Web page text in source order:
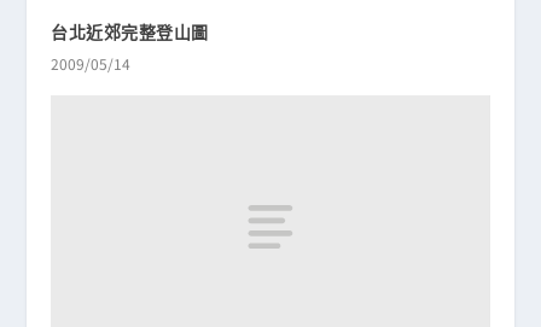
台北近郊完整登山圖
2009/05/14